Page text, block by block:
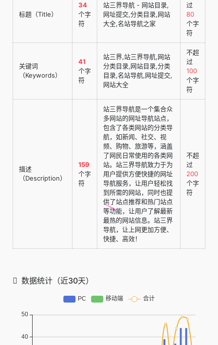
标题（Title）
34
个字
符
站三界导航 - 网站目录,
网址提交,分类目录,网站
大全,名站导航之家
过
80
个字
符
关键词
（Keywords）
41
个字
符
站三界,站三界导航,网站
分类目录,网站目录,分类
目录,名站导航,网址提交,
网站大全
不超
过
100
个字
符
描述
（Description）
159
个字
符
站三界导航是一个集合众
多网站的网址导航站点，
包含了各类网站的分类导
航，如新闻、社交、视
频、购物、旅游等，涵盖
了网民日常使用的各类网
站。站三界导航致力于为
用户提供方便快捷的网址
导航服务，让用户轻松找
到所需的网站，同时也提
供了站点推荐和热门站点
等功能，让用户了解最新
最热的网站信息。站三界
导航，让上网更加方便、
快捷、高效！
不超
过
200
个字
符
数据统计（近30天）